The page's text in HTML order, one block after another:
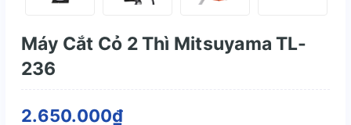
Máy Cắt Cỏ 2 Thì Mitsuyama TL-
236
2.650.000₫